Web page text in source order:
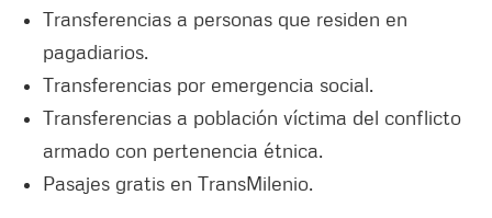
Transferencias a personas que residen en
pagadiarios.
Transferencias por emergencia social.
Transferencias a población víctima del conflicto
armado con pertenencia étnica.
Pasajes gratis en TransMilenio.